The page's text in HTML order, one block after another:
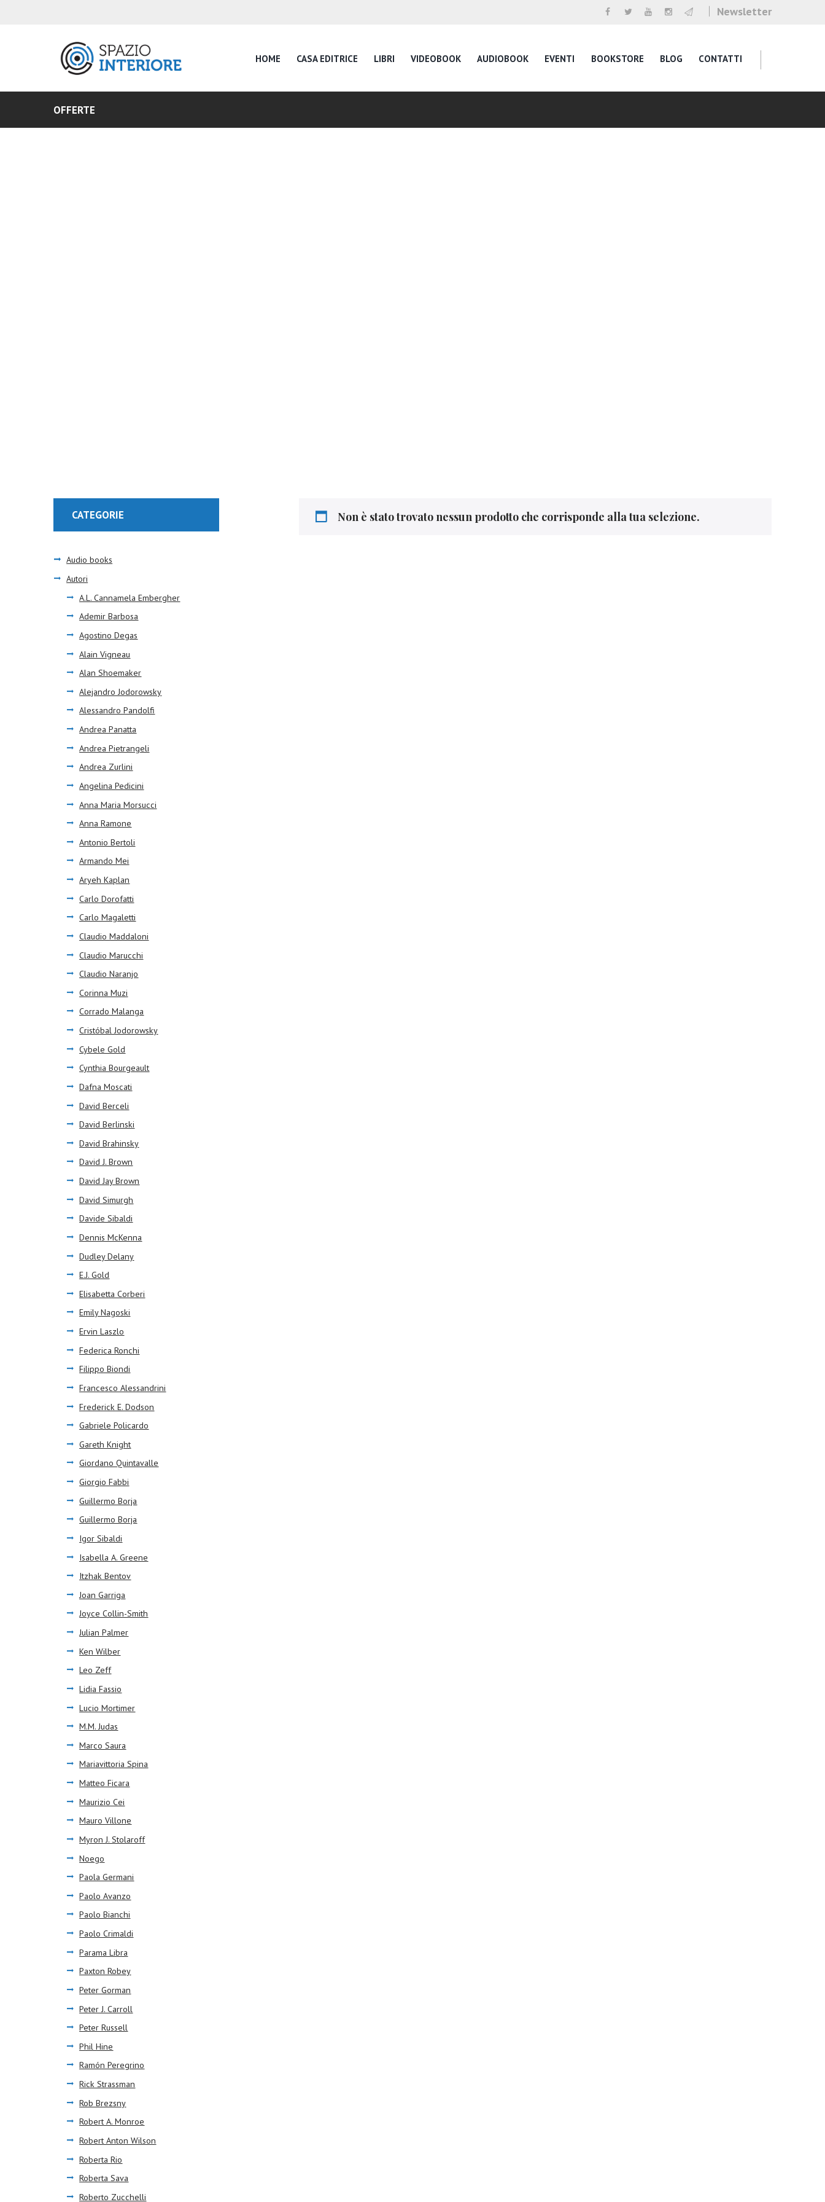
Newsletter
HOME CASA EDITRICE LIBRI VIDEOBOOK AUDIOBOOK EVENTI BOOKSTORE BLOG CONTATTI
OFFERTE
Non è stato trovato nessun prodotto che corrisponde alla tua selezione.
CATEGORIE
Audio books
Autori
A.L. Cannamela Embergher
Ademir Barbosa
Agostino Degas
Alain Vigneau
Alan Shoemaker
Alejandro Jodorowsky
Alessandro Pandolfi
Andrea Panatta
Andrea Pietrangeli
Andrea Zurlini
Angelina Pedicini
Anna Maria Morsucci
Anna Ramone
Antonio Bertoli
Armando Mei
Aryeh Kaplan
Carlo Dorofatti
Carlo Magaletti
Claudio Maddaloni
Claudio Marucchi
Claudio Naranjo
Corinna Muzi
Corrado Malanga
Cristóbal Jodorowsky
Cybele Gold
Cynthia Bourgeault
Dafna Moscati
David Berceli
David Berlinski
David Brahinsky
David J. Brown
David Jay Brown
David Simurgh
Davide Sibaldi
Dennis McKenna
Dudley Delany
E.J. Gold
Elisabetta Corberi
Emily Nagoski
Ervin Laszlo
Federica Ronchi
Filippo Biondi
Francesco Alessandrini
Frederick E. Dodson
Gabriele Policardo
Gareth Knight
Giordano Quintavalle
Giorgio Fabbi
Guillermo Borja
Guillermo Borja
Igor Sibaldi
Isabella A. Greene
Itzhak Bentov
Joan Garriga
Joyce Collin-Smith
Julian Palmer
Ken Wilber
Leo Zeff
Lidia Fassio
Lucio Mortimer
M.M. Judas
Marco Saura
Mariavittoria Spina
Matteo Ficara
Maurizio Cei
Mauro Villone
Myron J. Stolaroff
Noego
Paola Germani
Paolo Avanzo
Paolo Bianchi
Paolo Crimaldi
Parama Libra
Paxton Robey
Peter Gorman
Peter J. Carroll
Peter Russell
Phil Hine
Ramón Peregrino
Rick Strassman
Rob Brezsny
Robert A. Monroe
Robert Anton Wilson
Roberta Rio
Roberta Sava
Roberto Zucchelli